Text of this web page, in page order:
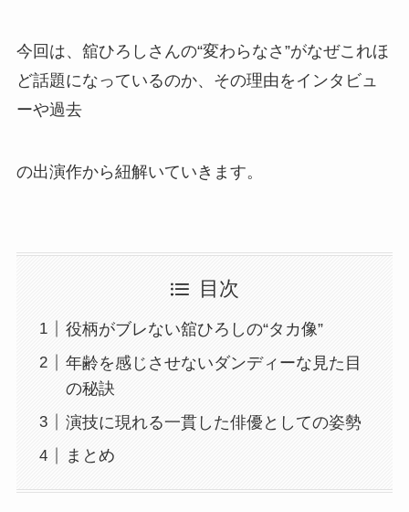
今回は、舘ひろしさんの“変わらなさ”がなぜこれほ
ど話題になっているのか、その理由をインタビュ
ーや過去
の出演作から紐解いていきます。
目次
役柄がブレない舘ひろしの“タカ像”
年齢を感じさせないダンディーな見た目
の秘訣
演技に現れる一貫した俳優としての姿勢
まとめ